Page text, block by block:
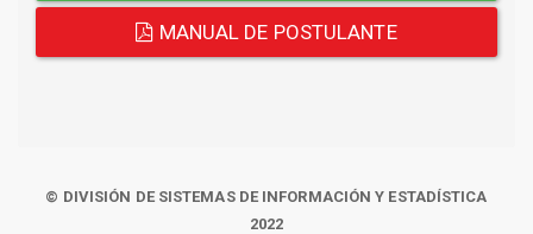
MANUAL DE POSTULANTE
© DIVISIÓN DE SISTEMAS DE INFORMACIÓN Y ESTADÍSTICA
2022